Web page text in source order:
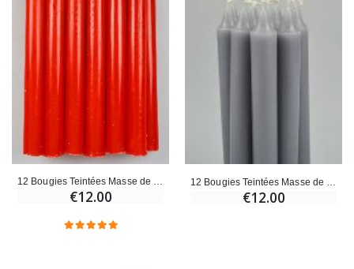
€12.00 €12.00